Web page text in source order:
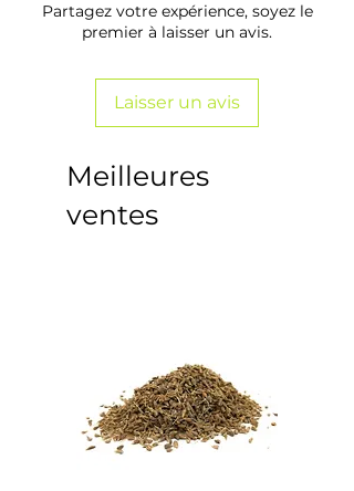
Partagez votre expérience, soyez le
premier à laisser un avis.
Laisser un avis
Meilleures
ventes